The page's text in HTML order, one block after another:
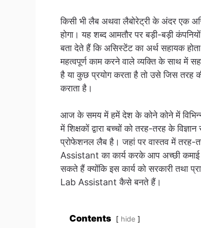
किसी भी लैब अथवा लैबोरेट्री के अंदर एक
होगा। यह शब्द आमतौर पर बड़ी-बड़ी
बता देते हैं कि असिस्टेंट का अर्थ सहायक
महत्वपूर्ण काम करने वाले व्यक्ति के साथ में
है या कुछ प्रयोग करता है तो उसे जिस तरह
कराता है।
आज के समय में हमें देश के कोने कोने में
में शिक्षकों द्वारा बच्चों को तरह-तरह के
प्रोफेशनल लैब है। जहां पर वास्तव में तरह-
Assistant का कार्य करके आप अच्छी
सकते हैं क्योंकि इस कार्य को सरकारी तथा
Lab Assistant कैसे बनते हैं।
Contents hide